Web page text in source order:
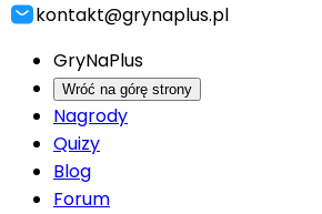
kontakt@grynaplus.pl
GryNaPlus
Wróć na górę strony
Nagrody
Quizy
Blog
Forum